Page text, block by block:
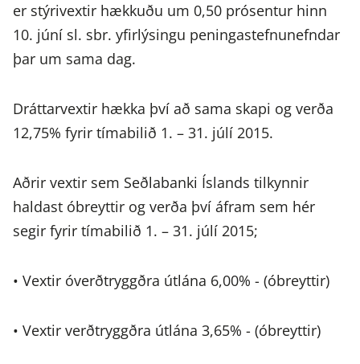
er stýrivextir hækkuðu um 0,50 prósentur hinn
10. júní sl. sbr. yfirlýsingu peningastefnunefndar
þar um sama dag.
Dráttarvextir hækka því að sama skapi og verða
12,75% fyrir tímabilið 1. – 31. júlí 2015.
Aðrir vextir sem Seðlabanki Íslands tilkynnir
haldast óbreyttir og verða því áfram sem hér
segir fyrir tímabilið 1. – 31. júlí 2015;
• Vextir óverðtryggðra útlána 6,00% - (óbreyttir)
• Vextir verðtryggðra útlána 3,65% - (óbreyttir)